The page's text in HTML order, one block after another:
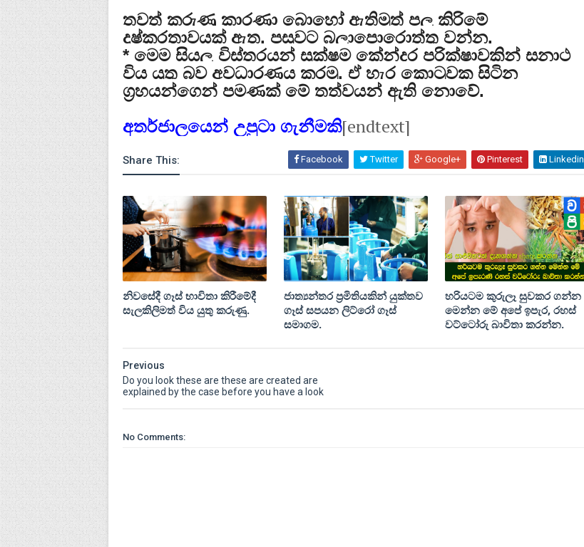
තවත් කරුණු කාරණා බොහෝ ඇතිමුත් පල කිරිමේ
දුෂ්කරතාවයක් ඇත. පසුවට බලාපොරොත්තු වන්න.
* මෙම සියලු විස්තරයන් සූක්ෂම කේන්දර පරික්ෂාවකින් සනාථ
විය යුතු බව අවධාරණය කරමු. ඒ හැර කොටුවක සිටින
ග්‍රහයන්ගෙන් පමණක් මේ තත්වයන් ඇති නොවේ.
අතර්ජාලයෙන් උපුටා ගැනීමකි[endtext]
Share This: Facebook Twitter Google+ Pinterest Linkedin
නිවසේදී ගෑස් භාවිතා කිරීමේදී
සැලකිලිමත් විය යුතු කරුණු.
ජාත්‍යන්තර ප්‍රමිතියකින් යුක්තව
ගෑස් සපයන ලිට්රෝ ගෑස්
සමාගම.
හරියටම කුරුලෑ සුවකර ගන්න
මෙන්න මේ අපේ ඉපැර‚ රහස්
වට්ටෝරු බාවිතා කරන්න.
Previous
Do you look these are these are created are
explained by the case before you have a look
No Comments: